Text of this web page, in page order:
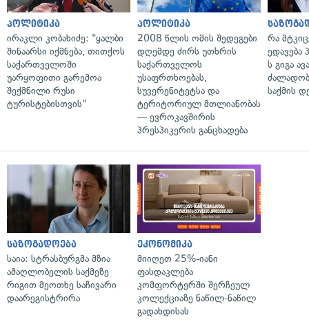
პოლიტიკა
ირაკლი კობახიძე: "ყალბი
შინაარსი იქმნება, თითქოს
საქართველოში
უარყოფითი გარემოა
შექმნილი რუსი
ტურისტებისთვის"
პოლიტიკა
2008 წლის ომის შედეგები
დღემდე ძირს უთხრის
საქართველოს
უსაფრთხოებას,
სუვერენიტეტსა და
ტერიტორიულ მთლიანობას
— ევროკავშირის
პრესპიკერის განცხადება
რა
ედავება
ს გიგა
საქმის
საზოგადოება
საია: სტრასბურგმა მზია
ამაღლობელის საქმეზე
რიგით მეოთხე საჩივარი
დაარეგისტრირა
ეკონომიკა
მიიღეთ 25%-იანი
ფასდაკლება
კომფორტერში შერჩეულ
კოლექციაზე ნაწილ-ნაწილ
გადახდისას